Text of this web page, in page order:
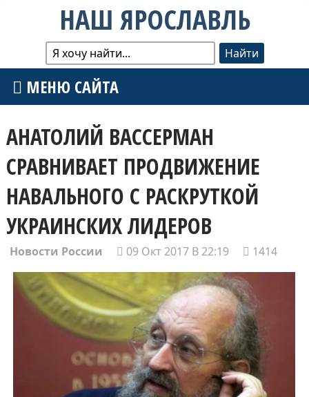
НАШ ЯРОСЛАВЛЬ
МЕНЮ САЙТА
АНАТОЛИЙ ВАССЕРМАН
СРАВНИВАЕТ ПРОДВИЖЕНИЕ
НАВАЛЬНОГО С РАСКРУТКОЙ
УКРАИНСКИХ ЛИДЕРОВ
Новости России 09 Окт 2017 В 22:19 1414